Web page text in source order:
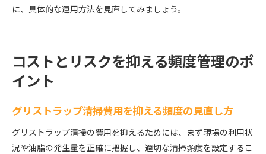
に、具体的な運用方法を見直してみましょう。
コストとリスクを抑える頻度管理のポ
イント
グリストラップ清掃費用を抑える頻度の見直し方
グリストラップ清掃の費用を抑えるためには、まず現場の利用状
況や油脂の発生量を正確に把握し、適切な清掃頻度を設定するこ